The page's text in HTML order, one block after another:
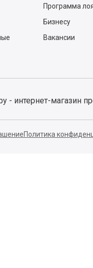
Программа
Бизнесу
Вакансии
- интернет-магазин
Политика